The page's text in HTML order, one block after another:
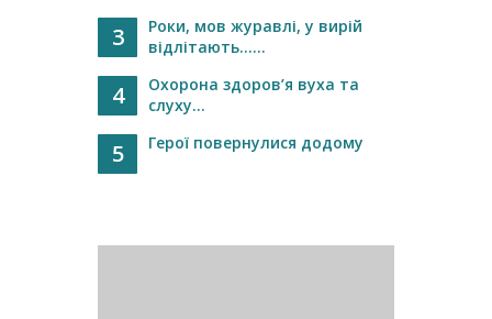
3
Роки, мов журавлі, у вирій
відлітають…...
4
Охорона здоров’я вуха та
слуху...
5 Герої повернулися додому